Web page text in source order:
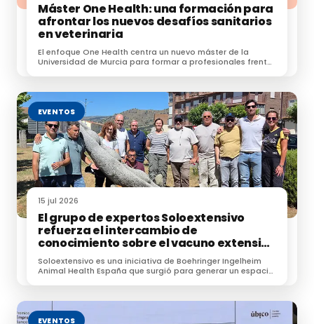
Máster One Health: una formación para
afrontar los nuevos desafíos sanitarios
en veterinaria
El enfoque One Health centra un nuevo máster de la
Universidad de Murcia para formar a profesionales frente
EVENTOS
15 jul 2026
El grupo de expertos Soloextensivo
refuerza el intercambio de
conocimiento sobre el vacuno extensivo
en su encuentro anual
Soloextensivo es una iniciativa de Boehringer Ingelheim
Animal Health España que surgió para generar un espacio
EVENTOS